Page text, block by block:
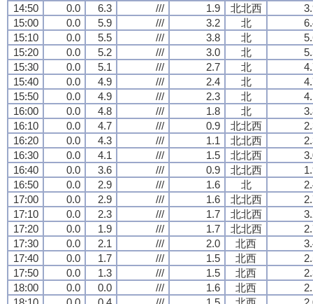
14:50 0.0 6.3 /// 1.9 北北西
15:00
0.0 5.9 /// 3.2 北
15:10
0.0 5.5 /// 3.8 北
15:20
0.0 5.2 /// 3.0 北
15:30
0.0 5.1 /// 2.7 北
15:40
0.0 4.9 /// 2.4 北
15:50
0.0 4.9 /// 2.3 北
16:00
0.0 4.8 /// 1.8 北
16:10
0.0 4.7 /// 0.9 北北西
16:20
0.0 4.3 /// 1.1 北北西
16:30
0.0 4.1 /// 1.5 北北西
16:40
0.0 3.6 /// 0.9 北北西
16:50
0.0 2.9 /// 1.6 北
17:00
0.0 2.9 /// 1.6 北北西
17:10
0.0 2.3 /// 1.7 北北西
17:20
0.0 1.9 /// 1.7 北北西
17:30
0.0 2.1 /// 2.0 北西
17:40
0.0 1.7 /// 1.5 北西
17:50
0.0 1.3 /// 1.5 北西
18:00
0.0 0.0 /// 1.6 北西